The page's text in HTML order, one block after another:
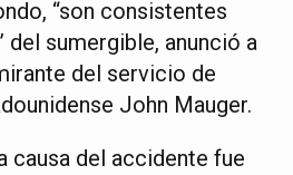
“son consistentes
del sumergible, anunció a
del servicio de
John Mauger.
causa del accidente fue